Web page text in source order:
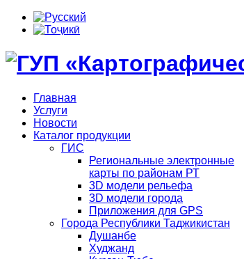
Главная
Услуги
Новости
Каталог продукции
ГИС
Региональные электронные
карты по районам РТ
3D модели рельефа
3D модели города
Приложения для GPS
Города Республики Таджикистан
Душанбе
Худжанд